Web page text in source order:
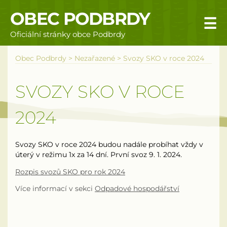
OBEC PODBRDY
Oficiální stránky obce Podbrdy
☰
Povinné informace
Rizika a nebezpečí
Úřední deska
Územní plán obce Podbrdy
Obec Podbrdy > Nezařazené > Svozy SKO v roce 2024
SVOZY SKO V ROCE
2024
Svozy SKO v roce 2024 budou nadále probíhat vždy v
úterý v režimu 1x za 14 dní. První svoz 9. 1. 2024.
Rozpis svozů SKO pro rok 2024
Více informací v sekci Odpadové hospodářství